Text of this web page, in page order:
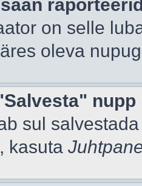
on selle
oleva
sul
kasuta